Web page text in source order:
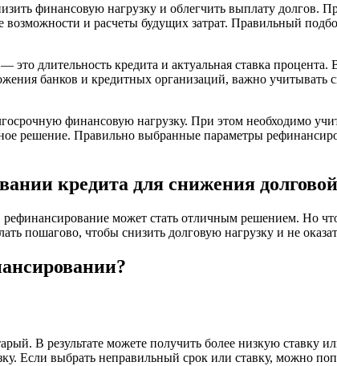
финансовую нагрузку и облегчить выплату долгов.
и расчеты будущих затрат. Правильный
длительность кредита и актуальная ставка
банков и кредитных организаций, важно учитывать
финансовую нагрузку. При этом необходимо
решение. Правильно выбранные параметры
кредита для снижения
рефинансирование может стать отличным решением. Но
пошагово, чтобы снизить долговую нагрузку и не
В результате можете получить более низкую ставку
Если выбрать неправильный срок или ставку, можно